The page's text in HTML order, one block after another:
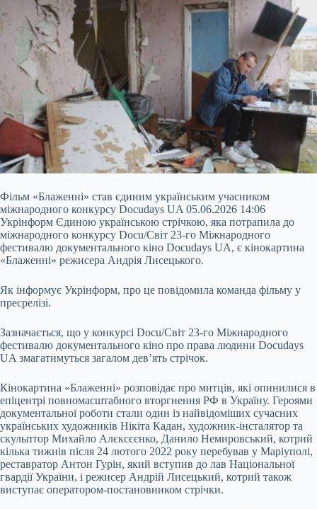
Фільм «Блаженні» став єдиним українським учасником
міжнародного конкурсу Docudays UA 05.06.2026 14:06
Укрінформ Єдиною українською стрічкою, яка потрапила до
міжнародного конкурсу Docu/Світ 23-го Міжнародного
фестивалю документального кіно Docudays UA, є кінокартина
«Блаженні» режисера Андрія Лисецького.
Як інформує Укрінформ, про це повідомила команда фільму у
пресрелізі.
Зазначається, що у конкурсі Docu/Світ 23-го Міжнародного
фестивалю документального кіно про права людини Docudays
UA змагатимуться загалом дев’ять стрічок.
Кінокартина «Блаженні» розповідає про митців, які опинилися в
епіцентрі повномасштабного вторгнення РФ в Україну. Героями
документальної роботи стали один із найвідоміших сучасних
українських художників Нікіта Кадан, художник-інсталятор та
скульптор Михайло Алєксєєнко, Данило Немировський, котрий
кілька тижнів після 24 лютого 2022 року перебував у Маріуполі,
реставратор Антон Гурін, який вступив до лав Національної
гвардії України, і режисер Андрій Лисецький, котрий також
виступає оператором-постановником стрічки.